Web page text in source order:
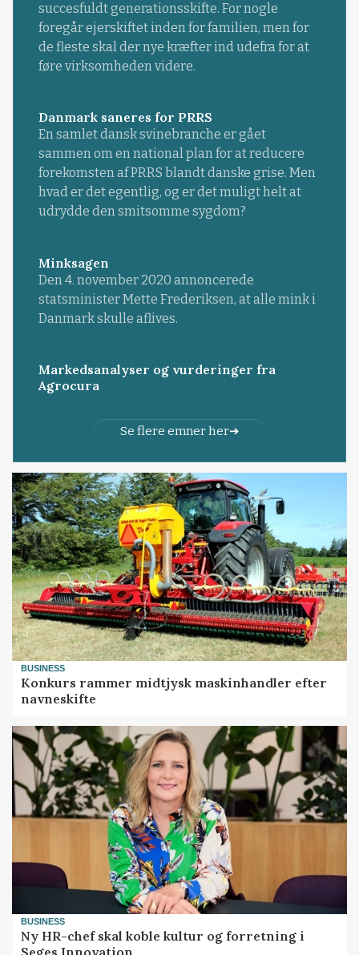
succesfuldt generationsskifte. For nogle
foregår ejerskiftet inden for familien, men for
de fleste skal der nye kræfter ind udefra for at
føre virksomheden videre.
Danmark saneres for PRRS
En samlet dansk svinebranche er gået
sammen om en national plan for at reducere
forekomsten af PRRS blandt danske grise. Men
hvad er det egentlig, og er det muligt helt at
udrydde den smitsomme sygdom?
Minksagen
Den 4. november 2020 annoncerede
statsminister Mette Frederiksen, at alle mink i
Danmark skulle aflives.
Markedsanalyser og vurderinger fra
Agrocura
Se flere emner her
BUSINESS
Konkurs rammer midtjysk maskinhandler efter
navneskifte
BUSINESS
Ny HR-chef skal koble kultur og forretning i